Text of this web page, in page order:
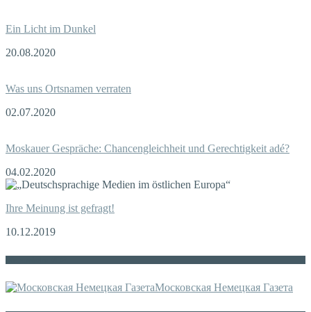
Ein Licht im Dunkel
20.08.2020
Was uns Ortsnamen verraten
02.07.2020
Moskauer Gespräche: Chancengleichheit und Gerechtigkeit adé?
04.02.2020
Ihre Meinung ist gefragt!
10.12.2019
Московская Немецкая Газета